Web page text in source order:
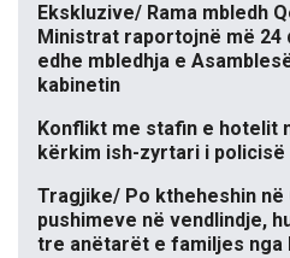
Ekskluzive/ Rama mbledh
Ministrat raportojnë më 24
edhe mbledhja e
kabinetin
Konflikt me stafin e hotelit
kërkim ish-zyrtari i policisë
Tragjike/ Po ktheheshin në
pushimeve në vendlindje,
tre anëtarët e familjes nga